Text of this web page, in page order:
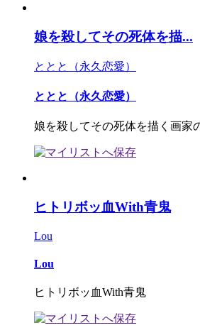
娘を殺してその死体を描...
ととと（永久恋愛）
ととと（永久恋愛）
娘を殺してその死体を描く画家
ヒトリボッ血With青鬼
Lou
Lou
ヒトリボッ血With青鬼